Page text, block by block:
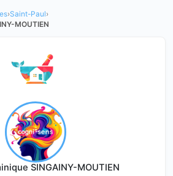
›Saint-Paul›
MOUTIEN
SINGAINY-MOUTIEN